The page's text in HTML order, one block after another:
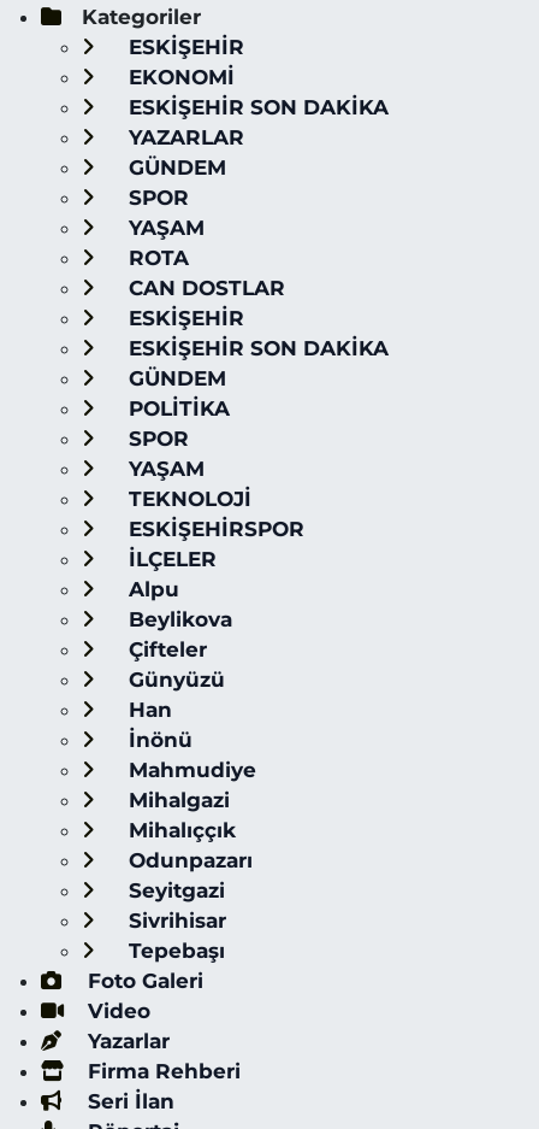
Kategoriler
ESKİŞEHİR
EKONOMİ
ESKİŞEHİR SON DAKİKA
YAZARLAR
GÜNDEM
SPOR
YAŞAM
ROTA
CAN DOSTLAR
ESKİŞEHİR
ESKİŞEHİR SON DAKİKA
GÜNDEM
POLİTİKA
SPOR
YAŞAM
TEKNOLOJİ
ESKİŞEHİRSPOR
İLÇELER
Alpu
Beylikova
Çifteler
Günyüzü
Han
İnönü
Mahmudiye
Mihalgazi
Mihalıççık
Odunpazarı
Seyitgazi
Sivrihisar
Tepebaşı
Foto Galeri
Video
Yazarlar
Firma Rehberi
Seri İlan